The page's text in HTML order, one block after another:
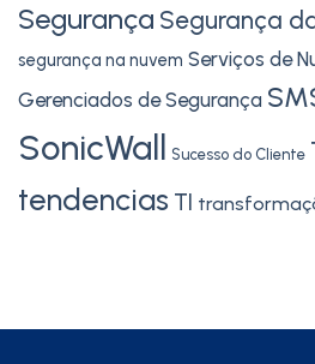
Segurança Segurança
segurança na nuvem Serviços de
Gerenciados de Segurança
SonicWall Sucesso do Cliente
tendencias TI